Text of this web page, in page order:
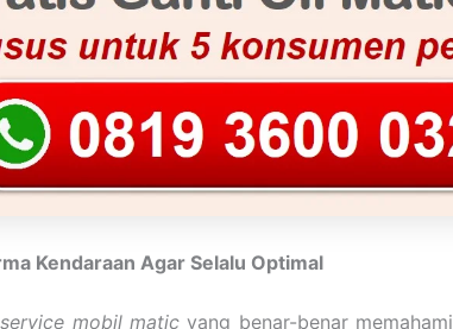
Kendaraan Agar Selalu Optimal
service mobil maticyang benar-benar